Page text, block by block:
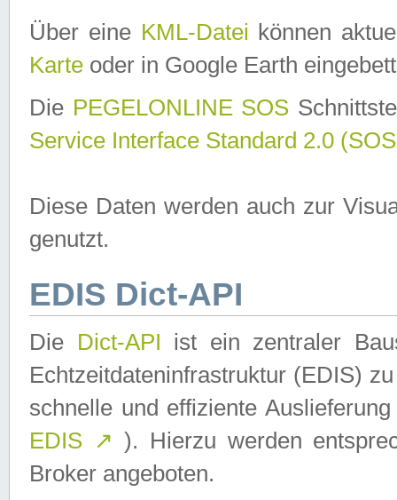
Über eine KML-Datei können
Karte oder in Google Earth
Die PEGELONLINE SOS
Service Interface Standard 2.0
Diese Daten werden auch zur
genutzt.
EDIS Dict-API
Die Dict-API ist ein zentraler
Echtzeitdateninfrastruktur (EDIS)
schnelle und effiziente
EDIS ↗ ). Hierzu werden
Broker angeboten.